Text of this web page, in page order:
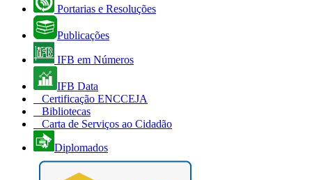
Portarias e Resoluções
Publicações
IFB em Números
IFB Data
Certificação ENCCEJA
Bibliotecas
Carta de Serviços ao Cidadão
Diplomados